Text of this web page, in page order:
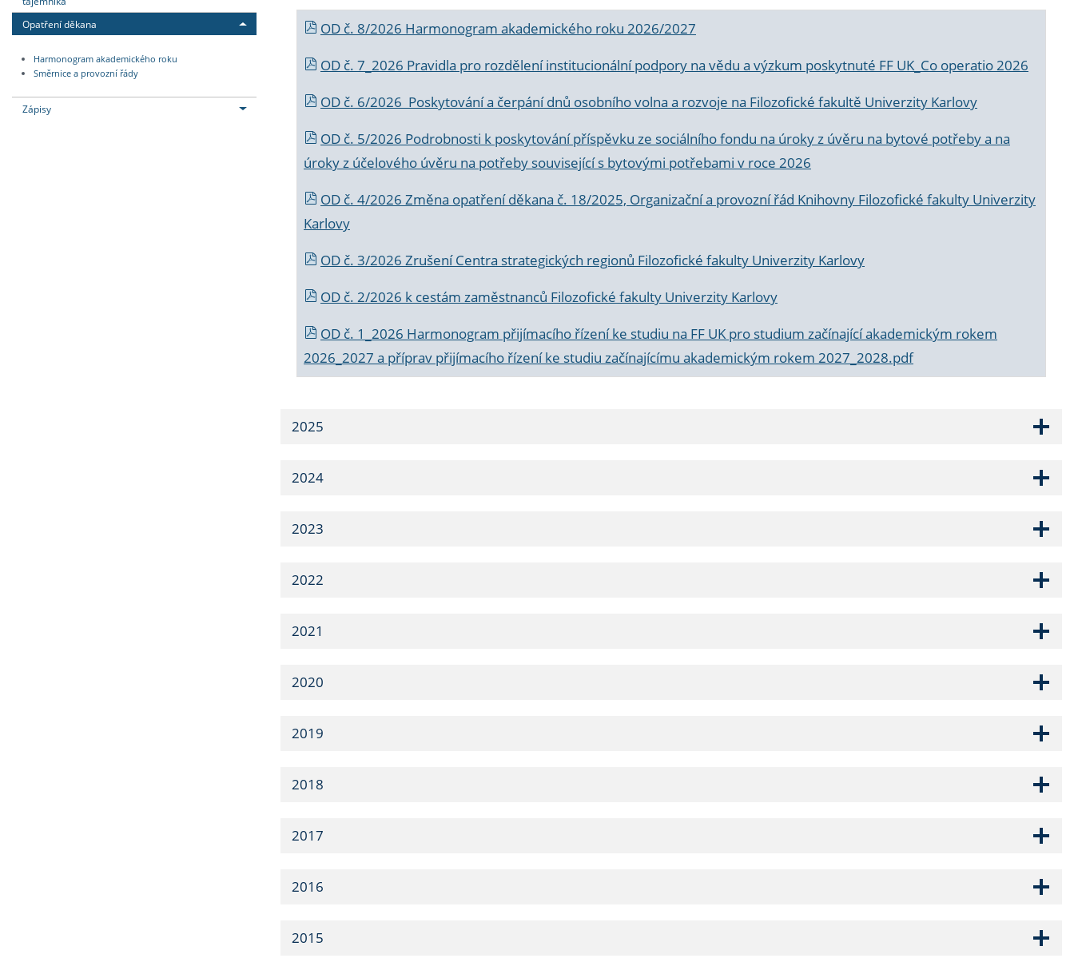
Opatření děkana
Harmonogram akademického roku
Směrnice a provozní řády
Zápisy
OD č. 8/2026 Harmonogram akademického roku 2026/2027
OD č. 7_2026 Pravidla pro rozdělení institucionální podpory na vědu a výzkum poskytnuté FF UK_Co operatio 2026
OD č. 6/2026 Poskytování a čerpání dnů osobního volna a rozvoje na Filozofické fakultě Univerzity Karlovy
OD č. 5/2026 Podrobnosti k poskytování příspěvku ze sociálního fondu na úroky z úvěru na bytové potřeby a na
úroky z účelového úvěru na potřeby související s bytovými potřebami v roce 2026
OD č. 4/2026 Změna opatření děkana č. 18/2025, Organizační a provozní řád Knihovny Filozofické fakulty Univerzity
Karlovy
OD č. 3/2026 Zrušení Centra strategických regionů Filozofické fakulty Univerzity Karlovy
OD č. 2/2026 k cestám zaměstnanců Filozofické fakulty Univerzity Karlovy
OD č. 1_2026 Harmonogram přijímacího řízení ke studiu na FF UK pro studium začínající akademickým rokem
2026_2027 a příprav přijímacího řízení ke studiu začínajícímu akademickým rokem 2027_2028.pdf
2025
2024
2023
2022
2021
2020
2019
2018
2017
2016
2015